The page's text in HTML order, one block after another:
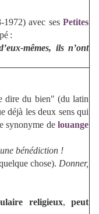
avec ses Petites
:
mêmes, ils n’ont
dire du bien" (du latin
déjà les deux sens qui
synonyme de louange
bénédiction !
chose). Donner,
religieux,peut